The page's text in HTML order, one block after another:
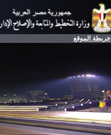
خريطة الموقع